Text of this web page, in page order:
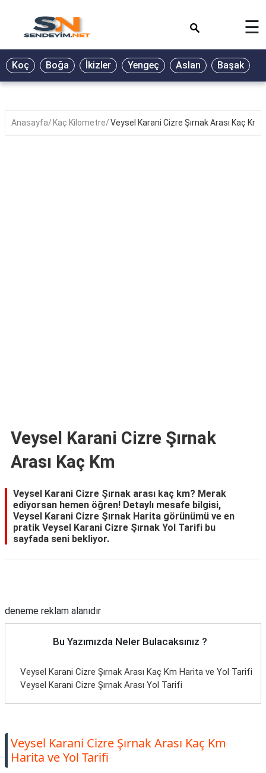
BİYOGRAFİ
GALERİ
☰
Koç Boğa İkizler Yengeç Aslan Başak
Anasayfa Kaç Kilometre Veysel Karani Cizre Şırnak Arası Kaç Km
Veysel Karani Cizre Şırnak
Arası Kaç Km
Veysel Karani Cizre Şırnak arası kaç km? Merak
ediyorsan hemen öğren! Detaylı mesafe bilgisi,
Veysel Karani Cizre Şırnak Harita görünümü ve en
pratik Veysel Karani Cizre Şırnak Yol Tarifi bu
sayfada seni bekliyor.
deneme reklam alanıdır
Bu Yazımızda Neler Bulacaksınız ?
Veysel Karani Cizre Şırnak Arası Kaç Km Harita ve Yol Tarifi
Veysel Karani Cizre Şırnak Arası Yol Tarifi
Veysel Karani Cizre Şırnak Arası Kaç Km
Harita ve Yol Tarifi